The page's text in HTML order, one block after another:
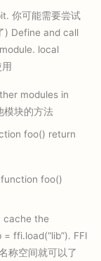
你可能需要尝试
) Define and call
local
modules in
模块的方法
foo() return
foo()
cache the
ffi.load(“lib”). FFI
称空间就可以了